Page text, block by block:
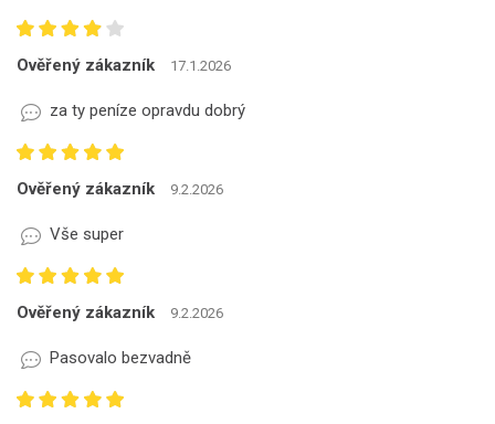
Ověřený zákazník 17.1.2026
za ty peníze opravdu dobrý
Ověřený zákazník 9.2.2026
Vše super
Ověřený zákazník 9.2.2026
Pasovalo bezvadně